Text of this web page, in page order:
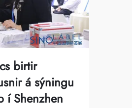
birtir
á sýningu
í Shenzhen